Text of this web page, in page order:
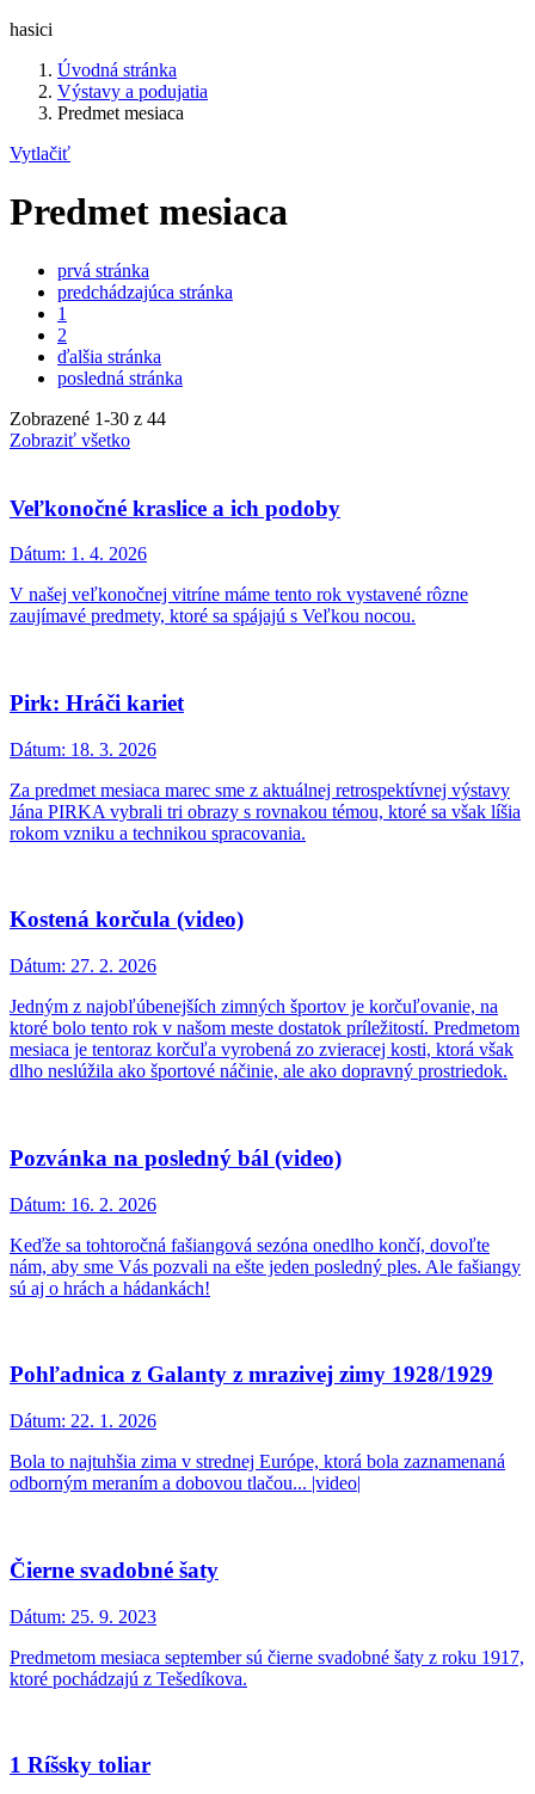
hasici
Úvodná stránka
Výstavy a podujatia
Predmet mesiaca
Vytlačiť
Predmet mesiaca
prvá stránka
predchádzajúca stránka
1
2
ďalšia stránka
posledná stránka
Zobrazené 1-30 z 44
Zobraziť všetko
Veľkonočné kraslice a ich podoby
Dátum: 1. 4. 2026
V našej veľkonočnej vitríne máme tento rok vystavené rôzne
zaujímavé predmety, ktoré sa spájajú s Veľkou nocou.
Pirk: Hráči kariet
Dátum: 18. 3. 2026
Za predmet mesiaca marec sme z aktuálnej retrospektívnej výstavy
Jána PIRKA vybrali tri obrazy s rovnakou témou, ktoré sa však líšia
rokom vzniku a technikou spracovania.
Kostená korčula (video)
Dátum: 27. 2. 2026
Jedným z najobľúbenejších zimných športov je korčuľovanie, na
ktoré bolo tento rok v našom meste dostatok príležitostí. Predmetom
mesiaca je tentoraz korčuľa vyrobená zo zvieracej kosti, ktorá však
dlho neslúžila ako športové náčinie, ale ako dopravný prostriedok.
Pozvánka na posledný bál (video)
Dátum: 16. 2. 2026
Keďže sa tohtoročná fašiangová sezóna onedlho končí, dovoľte
nám, aby sme Vás pozvali na ešte jeden posledný ples. Ale fašiangy
sú aj o hrách a hádankách!
Pohľadnica z Galanty z mrazivej zimy 1928/1929
Dátum: 22. 1. 2026
Bola to najtuhšia zima v strednej Európe, ktorá bola zaznamenaná
odborným meraním a dobovou tlačou... |video|
Čierne svadobné šaty
Dátum: 25. 9. 2023
Predmetom mesiaca september sú čierne svadobné šaty z roku 1917,
ktoré pochádzajú z Tešedíkova.
1 Ríšsky toliar